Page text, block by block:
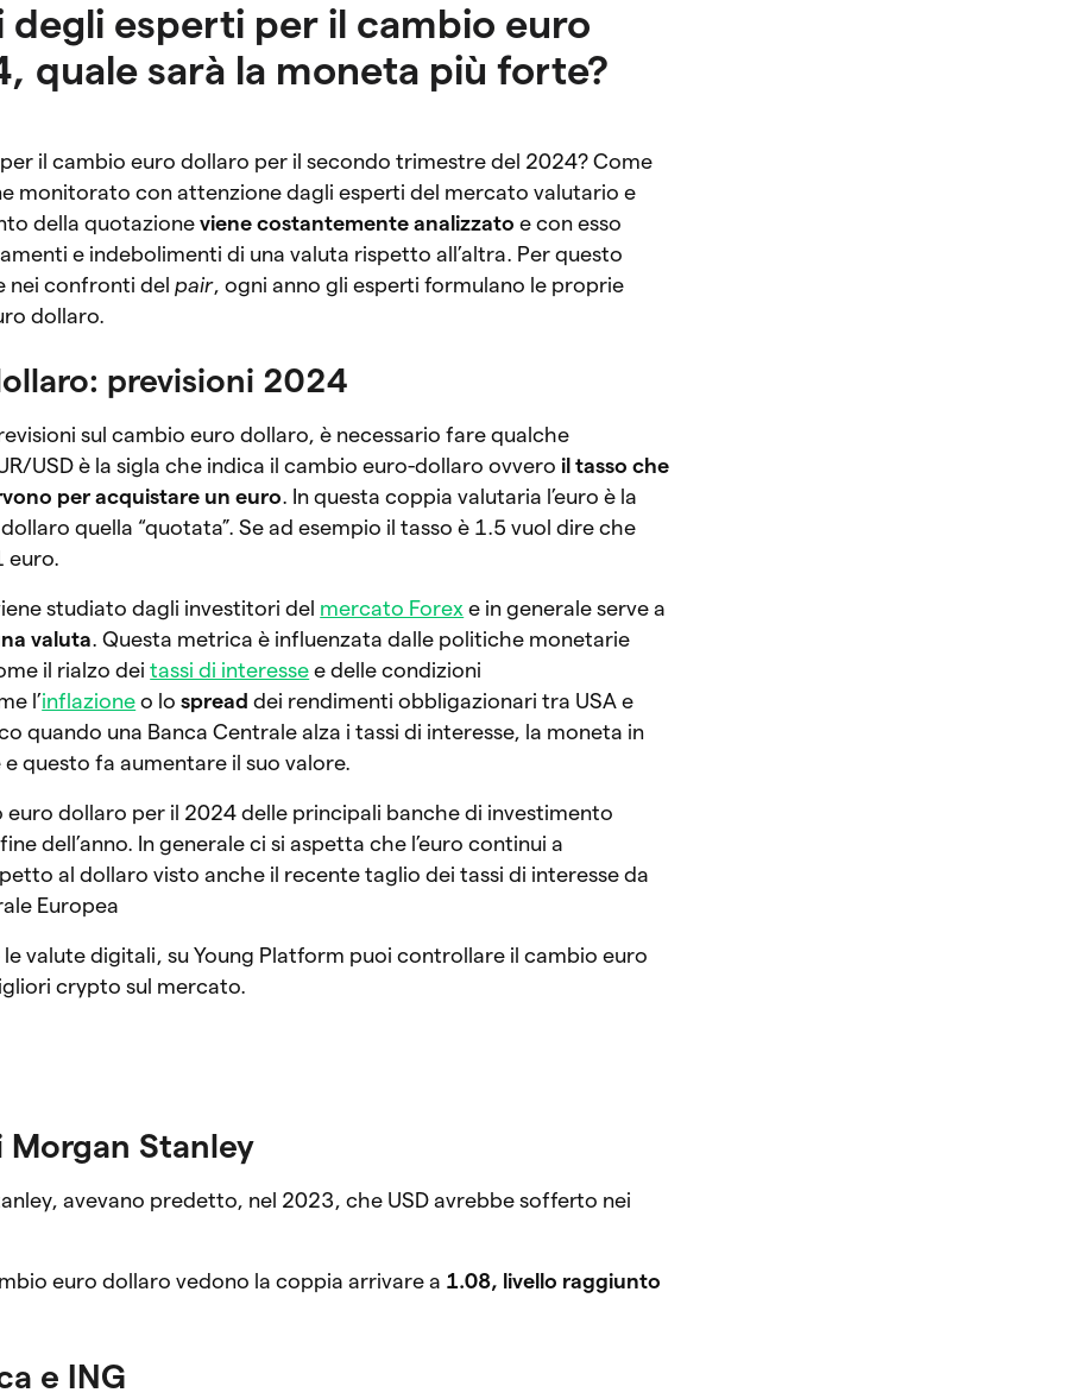
degli esperti per il cambio euro
quale sarà la moneta più forte?
il cambio euro dollaro per il secondo trimestre del 2024? Come
monitorato con attenzione dagli esperti del mercato valutario e
della quotazioneviene costantemente analizzato e con esso
e indebolimenti di una valuta rispetto all’altra. Per questo
nei confronti del pair, ogni anno gli esperti formulano le proprie
dollaro.
previsioni 2024
sul cambio euro dollaro, è necessario fare qualche
USD è la sigla che indica il cambio euro-dollaro ovvero il tasso che
per acquistare un euro . In questa coppia valutaria l’euro è la
quella “quotata”. Se ad esempio il tasso è 1.5 vuol dire che
studiato dagli investitori del mercato Forex e in generale serve a
valuta . Questa metrica è influenzata dalle politiche monetarie
il rialzo deitassi di interesse e delle condizioni
l’inflazione o lospread dei rendimenti obbligazionari tra USA e
quando una Banca Centrale alza i tassi di interesse, la moneta in
questo fa aumentare il suo valore.
euro dollaro per il 2024 delle principali banche di investimento
dell’anno. In generale ci si aspetta che l’euro continui a
al dollaro visto anche il recente taglio dei tassi di interesse da
Europea
valute digitali, su Young Platform puoi controllare il cambio euro
crypto sul mercato.
Morgan Stanley
avevano predetto, nel 2023, che USD avrebbe sofferto nei
euro dollaro vedono la coppia arrivare a 1.08, livello raggiunto
e ING